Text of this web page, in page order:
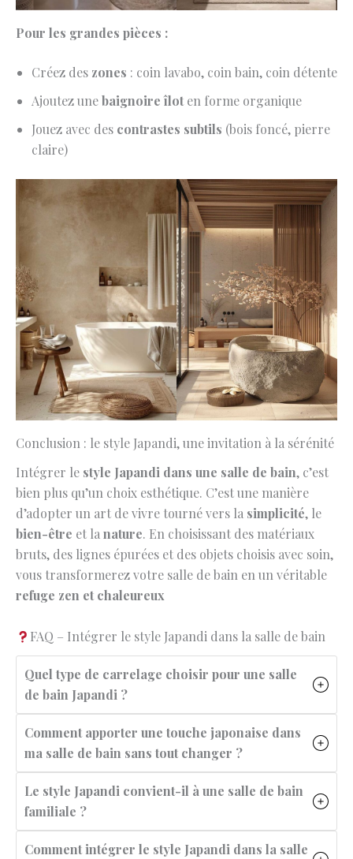
Pour les grandes pièces :
Créez des zones : coin lavabo, coin bain, coin détente
Ajoutez unebaignoire îloten forme organique
Jouez avec des contrastes subtils (bois foncé, pierre
claire)
Conclusion : le style Japandi, une invitation à la sérénité
Intégrer le style Japandi dans une salle de bain, c’est
bien plus qu’un choix esthétique. C’est une manière
d’adopter un art de vivre tourné vers la simplicité, le
bien-être et lanature. En choisissant des matériaux
bruts, des lignes épurées et des objets choisis avec soin,
vous transformerez votre salle de bain en un véritable
refuge zen et chaleureux
FAQ – Intégrer le style Japandi dans la salle de bain
Quel type de carrelage choisir pour une salle
de bain Japandi ?
Comment apporter une touche japonaise dans
ma salle de bain sans tout changer ?
Le style Japandi convient-il à une salle de bain
familiale ?
Comment intégrer le style Japandi dans la salle